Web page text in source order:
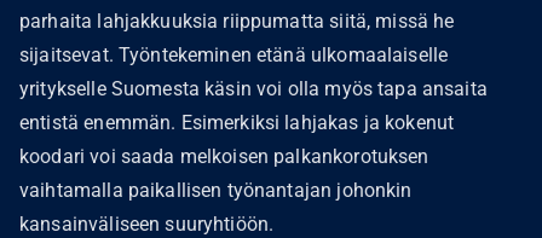
parhaita lahjakkuuksia riippumatta siitä, missä he
sijaitsevat. Työntekeminen etänä ulkomaalaiselle
yritykselle Suomesta käsin voi olla myös tapa ansaita
entistä enemmän. Esimerkiksi lahjakas ja kokenut
koodari voi saada melkoisen palkankorotuksen
vaihtamalla paikallisen työnantajan johonkin
kansainväliseen suuryhtiöön.